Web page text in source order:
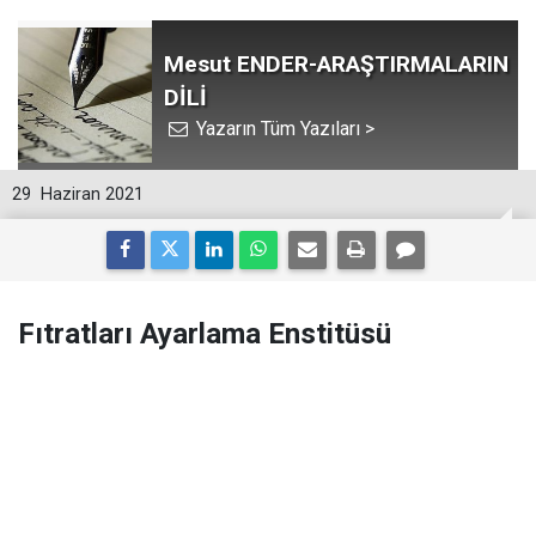
Mesut ENDER-ARAŞTIRMALARIN
DİLİ
Yazarın Tüm Yazıları >
29 Haziran 2021
Fıtratları Ayarlama Enstitüsü